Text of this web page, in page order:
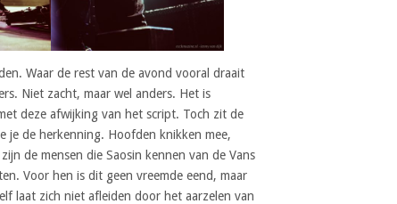
Waar de rest van de avond vooral draait
Niet zacht, maar wel anders. Het is
deze afwijking van het script. Toch zit de
je de herkenning. Hoofden knikken mee,
de mensen die Saosin kennen van de Vans
Voor hen is dit geen vreemde eend, maar
laat zich niet afleiden door het aarzelen van